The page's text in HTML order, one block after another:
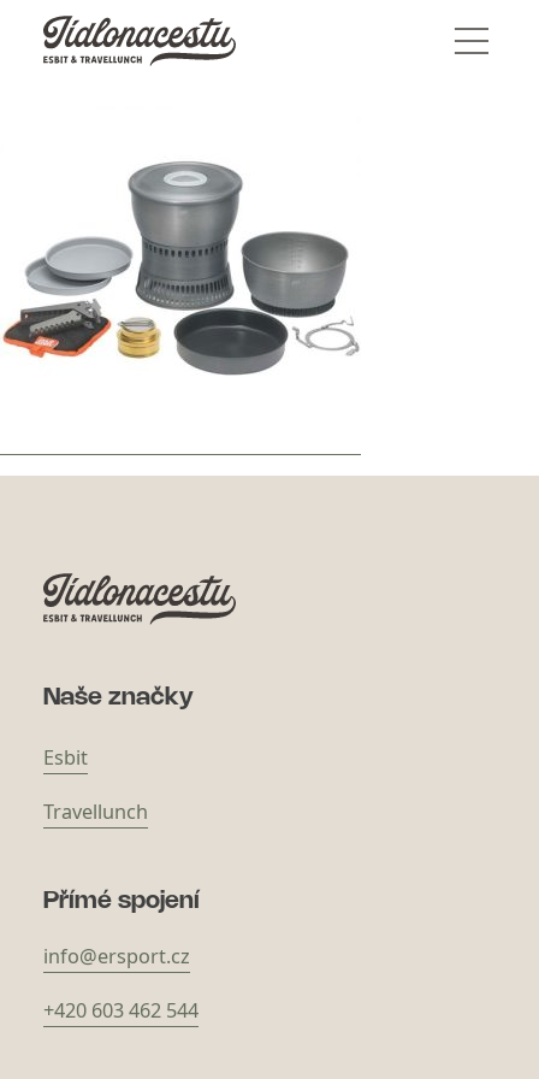
Naše značky
Esbit
Travellunch
Přímé spojení
info@ersport.cz
+420 603 462 544